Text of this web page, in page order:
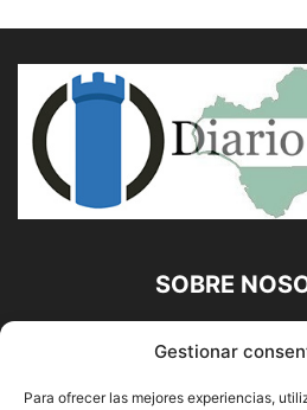
Gestionar
Para ofrecer las mejores experiencias,
SOBRE
Diario Alhaurín
Francisco E. López López |
Alhaurín de la Torre,